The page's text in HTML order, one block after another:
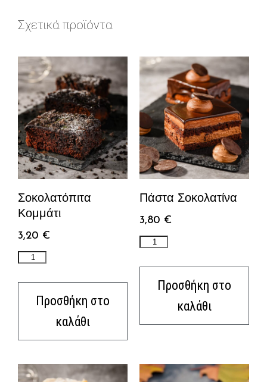
Σχετικά προϊόντα
Σοκολατόπιτα
Κομμάτι
3,20 €
Προσθήκη στο
καλάθι
Πάστα Σοκολατίνα
3,80 €
Προσθήκη στο
καλάθι